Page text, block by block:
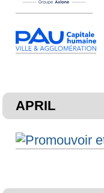
APRIL